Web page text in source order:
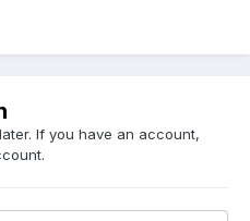
If you have an account,